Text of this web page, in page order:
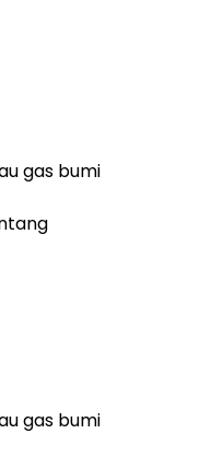
gas bumi
gas bumi